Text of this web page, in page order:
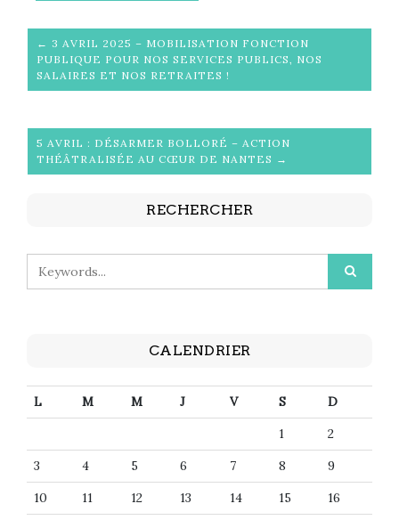
← 3 AVRIL 2025 – MOBILISATION FONCTION
PUBLIQUE POUR NOS SERVICES PUBLICS, NOS
SALAIRES ET NOS RETRAITES !
5 AVRIL : DÉSARMER BOLLORÉ – ACTION
THÉÂTRALISÉE AU CŒUR DE NANTES →
RECHERCHER
CALENDRIER
L M M J V S
D
1
2
3
4 5 6 7 8
9
10
11 12 13 14 15
16